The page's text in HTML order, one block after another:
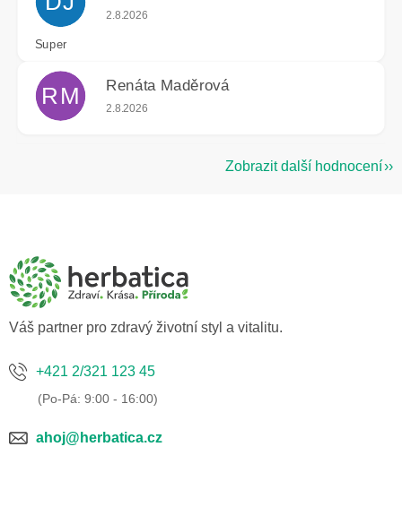
Hodnocení obchodu je 5 z 5 hvězdiček.
2.8.2026
Super
RM Renáta Maděrová
Hodnocení obchodu je 5 z 5 hvězdiček.
2.8.2026
Zobrazit další hodnocení
a
Váš partner pro zdravý životní styl a vitalitu.
+421 2/321 123 45
ahoj@herbatica.cz